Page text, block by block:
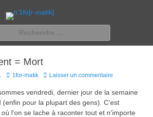
n'1fo[r-matik]
d'infos en info…
= Mort
Author
1for-matik Laisser un commentaire
vendredi, dernier jour de la semaine
(enfin pour la plupart des gens). C'est
l'on se lache à raconter tout et n'importe